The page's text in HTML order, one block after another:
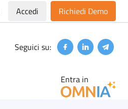
Accedi Richiedi Demo
Seguici su: FacebookLinkedin
Entra in